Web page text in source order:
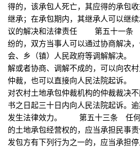
得的，该承包人死亡，其应得的承包
继承；在承包期内，其继承人可
议的解决和法律责任 第五十一条
纷的，双方当事人可以通过协商解决
会、乡（镇）人民政府等调解解决
解或者协商、调解不成的，可以向农
仲裁，也可以直接向人民法院起诉
对农村土地承包仲裁机构的仲裁裁决
书之日起三十日内向人民法院起诉。
发生法律效力。 第五十三条 任何
的土地承包经营权的，应当承担民
发包方有下列行为之一的，应当承担